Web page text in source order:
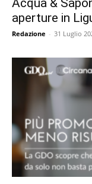
Acqua &
aperture in
Redazione - 31 Luglio